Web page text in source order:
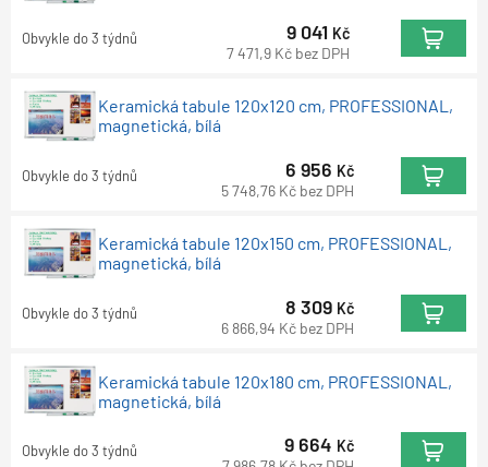
Obvykle do 3 týdnů 9 041 Kč
7 471,9 Kč bez DPH
Keramická tabule 120x120 cm, PROFESSIONAL,
magnetická, bílá
Obvykle do 3 týdnů 6 956 Kč
5 748,76 Kč bez DPH
Keramická tabule 120x150 cm, PROFESSIONAL,
magnetická, bílá
Obvykle do 3 týdnů 8 309 Kč
6 866,94 Kč bez DPH
Keramická tabule 120x180 cm, PROFESSIONAL,
magnetická, bílá
Obvykle do 3 týdnů 9 664 Kč